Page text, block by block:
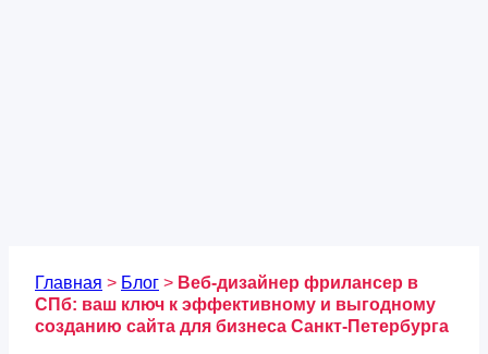
Главная > Блог > Веб-дизайнер фрилансер в
СПб: ваш ключ к эффективному и выгодному
созданию сайта для бизнеса Санкт-Петербурга